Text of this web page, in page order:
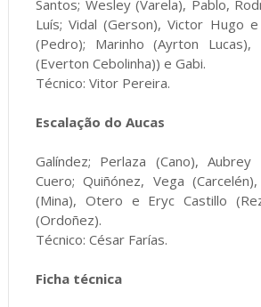
Santos; Wesley (Varela), Pablo,
Luís; Vidal (Gerson), Victor Hugo
(Pedro); Marinho (Ayrton Lucas),
(Everton Cebolinha)) e Gabi.
Técnico: Vitor Pereira.
Escalação do Aucas
Galíndez; Perlaza (Cano),
Cuero; Quiñónez, Vega
(Mina), Otero e Eryc Castillo
(Ordoñez).
Técnico: César Farías.
Ficha técnica